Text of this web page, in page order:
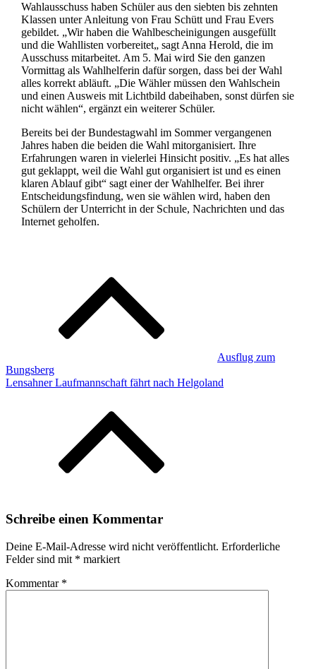
Wahlausschuss haben Schüler aus den siebten bis zehnten
Klassen unter Anleitung von Frau Schütt und Frau Evers
gebildet. „Wir haben die Wahlbescheinigungen ausgefüllt
und die Wahllisten vorbereitet„ sagt Anna Herold, die im
Ausschuss mitarbeitet. Am 5. Mai wird Sie den ganzen
Vormittag als Wahlhelferin dafür sorgen, dass bei der Wahl
alles korrekt abläuft. „Die Wähler müssen den Wahlschein
und einen Ausweis mit Lichtbild dabeihaben, sonst dürfen sie
nicht wählen“, ergänzt ein weiterer Schüler.
Bereits bei der Bundestagwahl im Sommer vergangenen
Jahres haben die beiden die Wahl mitorganisiert. Ihre
Erfahrungen waren in vielerlei Hinsicht positiv. „Es hat alles
gut geklappt, weil die Wahl gut organisiert ist und es einen
klaren Ablauf gibt“ sagt einer der Wahlhelfer. Bei ihrer
Entscheidungsfindung, wen sie wählen wird, haben den
Schülern der Unterricht in der Schule, Nachrichten und das
Internet geholfen.
Ausflug zum
Bungsberg
Lensahner Laufmannschaft fährt nach Helgoland
Schreibe einen Kommentar
Deine E-Mail-Adresse wird nicht veröffentlicht. Erforderliche
Felder sind mit * markiert
Kommentar *